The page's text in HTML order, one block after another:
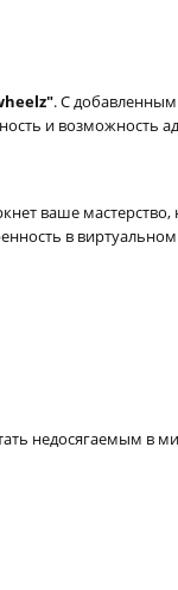
. С
и возможность
ваше
в виртуальном
недосягаемым в